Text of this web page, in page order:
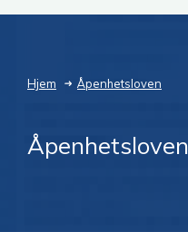
Hjem Åpenhetsloven
Åpenhetsloven